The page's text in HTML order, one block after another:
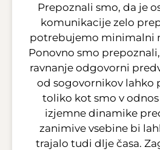
Prepoznali smo, da je
komunikacije zelo
potrebujemo minimalni
Ponovno smo
ravnanje odgovorni
od sogovornikov lahko
toliko kot smo v
izjemne dinamike
zanimive vsebine bi
trajalo tudi dlje časa.